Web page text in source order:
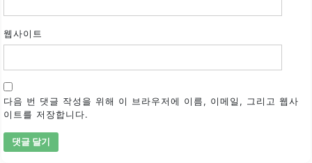
웹사이트
다음 번 댓글 작성을 위해 이 브라우저에 이름, 이메일, 그리고 웹사
이트를 저장합니다.